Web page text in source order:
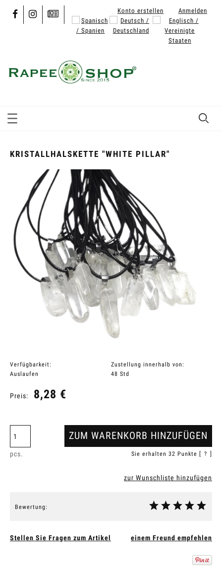
Konto erstellen Anmelden
KRISTALLHALSKETTE "WHITE PILLAR"
Verfügbarkeit:
Auslaufen
Zustellung innerhalb von:
48 Std
Preis: 8,28 €
pcs.
ZUM WARENKORB HINZUFÜGEN
Sie erhalten 32 Punkte [ ? ]
zur Wunschliste hinzufügen
Bewertung:
Stellen Sie Fragen zum Artikel einem Freund empfehlen